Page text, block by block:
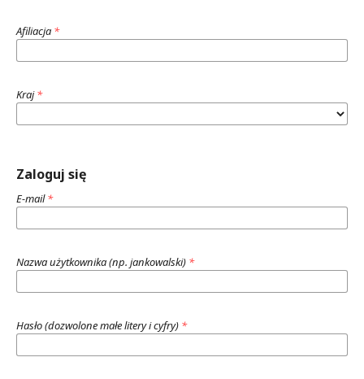
Afiliacja *
Kraj*
Zaloguj się
E-mail*
Nazwa użytkownika (np. jankowalski) *
Hasło (dozwolone małe litery i cyfry) *